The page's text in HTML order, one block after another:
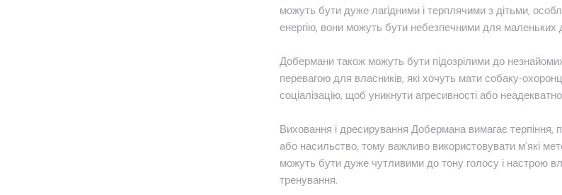
можуть бути дуже лагідними і терплячими з дітьми,
енергію, вони можуть бути небезпечними для маленьких
Добермани також можуть бути підозрілими до
перевагою для власників, які хочуть мати собаку-
соціалізацію, щоб уникнути агресивності або
Виховання і дресирування Добермана вимагає терпіння,
або насильство, тому важливо використовувати м'які
можуть бути дуже чутливими до тону голосу і настрою
тренування.